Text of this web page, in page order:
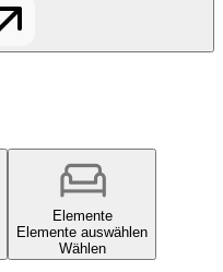
Elemente
Elemente auswählen
Wählen